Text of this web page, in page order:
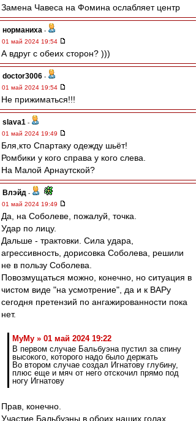
Замена Чавеса на Фомина ослабляет центр
норманиха -
01 май 2024 19:54
А вдруг с обеих сторон? )))
doctor3006 -
01 май 2024 19:54
Не прижиматься!!!
slava1 -
01 май 2024 19:49
Бля,кто Спартаку одежду шьёт!
Ромбики у кого справа у кого слева.
На Малой Арнаутской?
Влэйд -
01 май 2024 19:49
Да, на Соболеве, пожалуй, точка.
Удар по лицу.
Дальше - трактовки. Сила удара,
агрессивность, дорисовка Соболева, решили
не в пользу Соболева.
Повозмущаться можно, конечно, но ситуация в
чистом виде "на усмотрение", да и к ВАРу
сегодня претензий по ангажированности пока
нет.
МуМу » 01 май 2024 19:22
В первом случае Бальбуэна пустил за спину
высокого, которого надо было держать
Во втором случае создал Игнатову глубину,
плюс еще и мяч от него отскочил прямо под
ногу Игнатову
Прав, конечно.
Участие Бальбуэны в обоих наших голах